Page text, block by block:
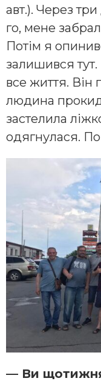
авт.). Через
го, мене
Потім я
залишився
все життя. Він
людина
застелила
одягнулася.
— Ви щотижня